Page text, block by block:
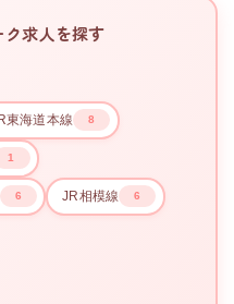
求人を探す
東海道本線 8
1
6 JR相模線 6